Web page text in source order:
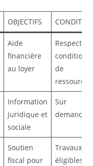
OBJECTIFS
Aide
financière
au loyer
Respect
conditions
de
ressources
Information
juridique et
sociale
Sur
demande
Soutien
fiscal pour
Travaux
éligibles